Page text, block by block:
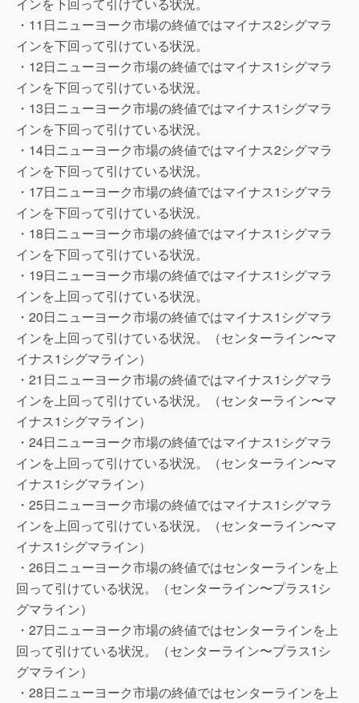
インを下回って引けている状況。
・11日ニューヨーク市場の終値ではマイナス2シグマラ
インを下回って引けている状況。
・12日ニューヨーク市場の終値ではマイナス1シグマラ
インを下回って引けている状況。
・13日ニューヨーク市場の終値ではマイナス1シグマラ
インを下回って引けている状況。
・14日ニューヨーク市場の終値ではマイナス2シグマラ
インを下回って引けている状況。
・17日ニューヨーク市場の終値ではマイナス1シグマラ
インを下回って引けている状況。
・18日ニューヨーク市場の終値ではマイナス1シグマラ
インを下回って引けている状況。
・19日ニューヨーク市場の終値ではマイナス1シグマラ
インを上回って引けている状況。
・20日ニューヨーク市場の終値ではマイナス1シグマラ
インを上回って引けている状況。（センターライン〜マ
イナス1シグマライン）
・21日ニューヨーク市場の終値ではマイナス1シグマラ
インを上回って引けている状況。（センターライン〜マ
イナス1シグマライン）
・24日ニューヨーク市場の終値ではマイナス1シグマラ
インを上回って引けている状況。（センターライン〜マ
イナス1シグマライン）
・25日ニューヨーク市場の終値ではマイナス1シグマラ
インを上回って引けている状況。（センターライン〜マ
イナス1シグマライン）
・26日ニューヨーク市場の終値ではセンターラインを上
回って引けている状況。（センターライン〜プラス1シ
グマライン）
・27日ニューヨーク市場の終値ではセンターラインを上
回って引けている状況。（センターライン〜プラス1シ
グマライン）
・28日ニューヨーク市場の終値ではセンターラインを上